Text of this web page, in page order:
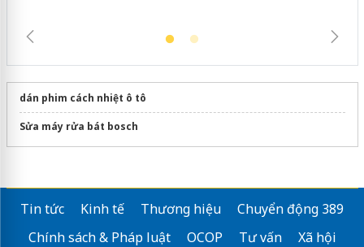
dán phim cách nhiệt ô tô
Sửa máy rửa bát bosch
Tin tức Kinh tế Thương hiệu
Chuyển động 389
Chính sách & Pháp luật
OCOP Tư vấn
Xã hội